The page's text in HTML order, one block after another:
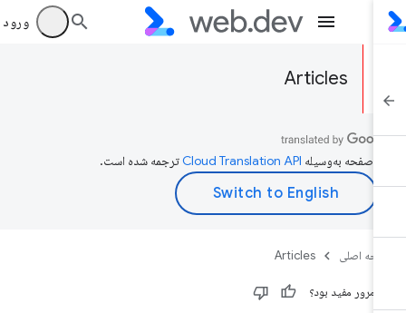
ورود به
Articles
صفحه به‌وسیله ترجمه شده است.
اصلی Articles
مرور مفید بود؟